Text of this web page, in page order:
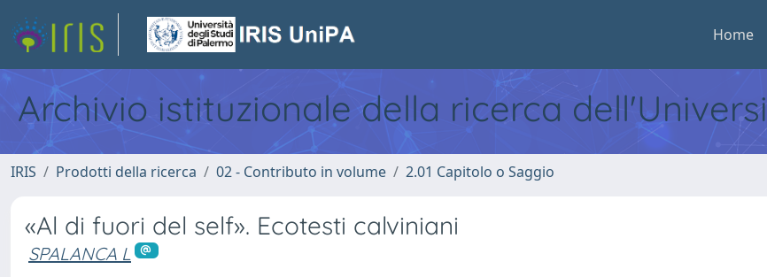
Home
Archivio istituzionale della ricerca
IRIS Prodotti della ricerca 02 - Contributo in volume 2.01 Capitolo o Saggio
«Al di fuori del self». Ecotesti calviniani
SPALANCA L